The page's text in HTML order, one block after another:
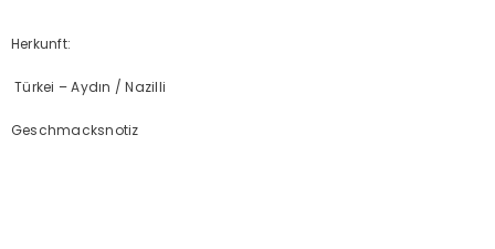
Herkunft:
Türkei – Aydın / Nazilli
Geschmacksnotiz